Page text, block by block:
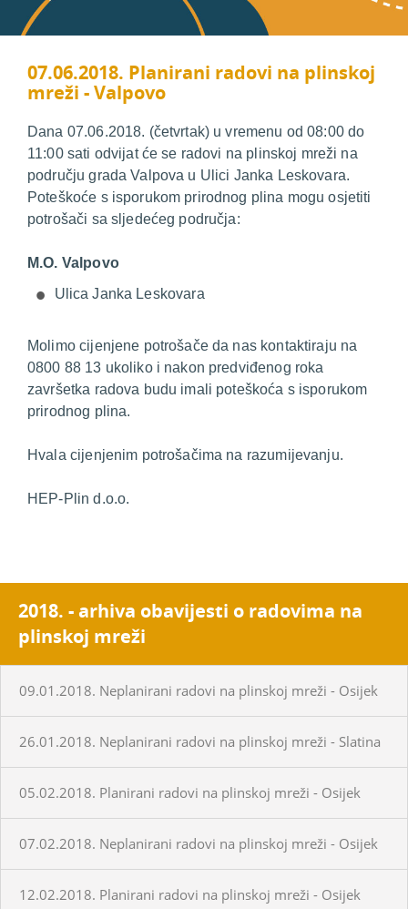
07.06.2018. Planirani radovi na plinskoj
mreži - Valpovo
Dana 07.06.2018. (četvrtak) u vremenu od 08:00 do
11:00 sati odvijat će se radovi na plinskoj mreži na
području grada Valpova u Ulici Janka Leskovara.
Poteškoće s isporukom prirodnog plina mogu osjetiti
potrošači sa sljedećeg područja:
M.O. Valpovo
Ulica Janka Leskovara
Molimo cijenjene potrošače da nas kontaktiraju na
0800 88 13 ukoliko i nakon predviđenog roka
završetka radova budu imali poteškoća s isporukom
prirodnog plina.
Hvala cijenjenim potrošačima na razumijevanju.
HEP-Plin d.o.o.
2018. - arhiva obavijesti o radovima na
plinskoj mreži
09.01.2018. Neplanirani radovi na plinskoj mreži - Osijek
26.01.2018. Neplanirani radovi na plinskoj mreži - Slatina
05.02.2018. Planirani radovi na plinskoj mreži - Osijek
07.02.2018. Neplanirani radovi na plinskoj mreži - Osijek
12.02.2018. Planirani radovi na plinskoj mreži - Osijek